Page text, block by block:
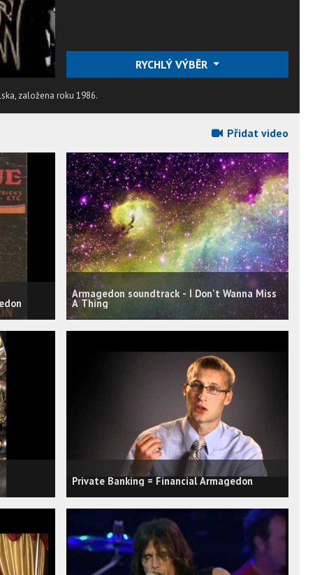
RYCHLÝ VÝBĚR
založena roku 1986.
Přidat video
Armagedon soundtrack - I Don't Wanna Miss
A Thing
Private Banking = Financial Armagedon